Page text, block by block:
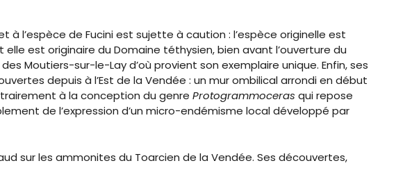
à l’espèce de Fucini est sujette à caution : l’espèce originelle est
est originaire du Domaine téthysien, bien avant l’ouverture du
Moutiers-sur-le-Lay d’où provient son exemplaire unique. Enfin, ses
depuis à l’Est de la Vendée : un mur ombilical arrondi en début
à la conception du genre Protogrammoceras qui repose
de l’expression d’un micro-endémisme local développé par
sur les ammonites du Toarcien de la Vendée. Ses découvertes,